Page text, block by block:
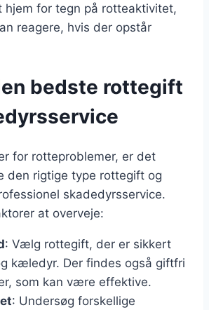
hjem for tegn på rotteaktivitet,
reagere, hvis der opstår
bedste rottegift
for rotteproblemer, er det
den rigtige type rottegift og
skadedyrsservice.
at overveje:
: Vælg rottegift, der er sikkert
kæledyr. Der findes også giftfri
som kan være effektive.
: Undersøg forskellige